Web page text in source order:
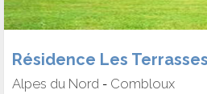
Résidence Les
Alpes du Nord - Combloux